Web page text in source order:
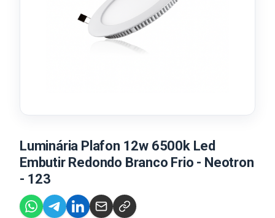
Luminária Plafon 12w 6500k Led
Embutir Redondo Branco Frio - Neotron
- 123